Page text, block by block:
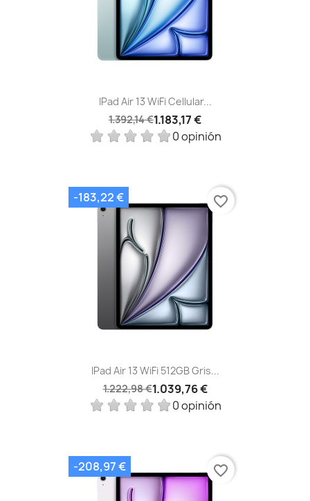
IPad Air 13 WiFi Cellular...
1.392,14 €1.183,17 €
0 opinión
IPad Air 13 WiFi 512GB Gris...
1.222,98 €1.039,76 €
0 opinión
-183,22 € favorite_border
-208,97 € favorite_border